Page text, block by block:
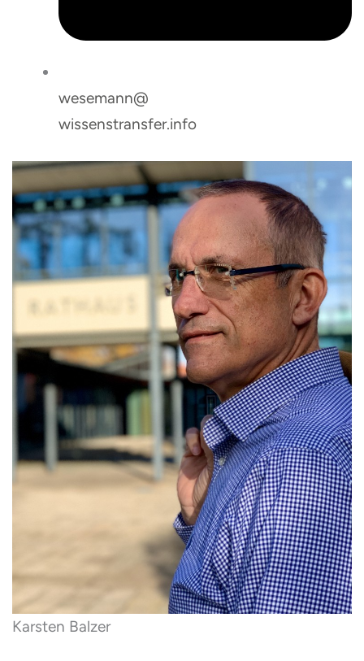
wesemann@
wissenstransfer.info
Karsten Balzer